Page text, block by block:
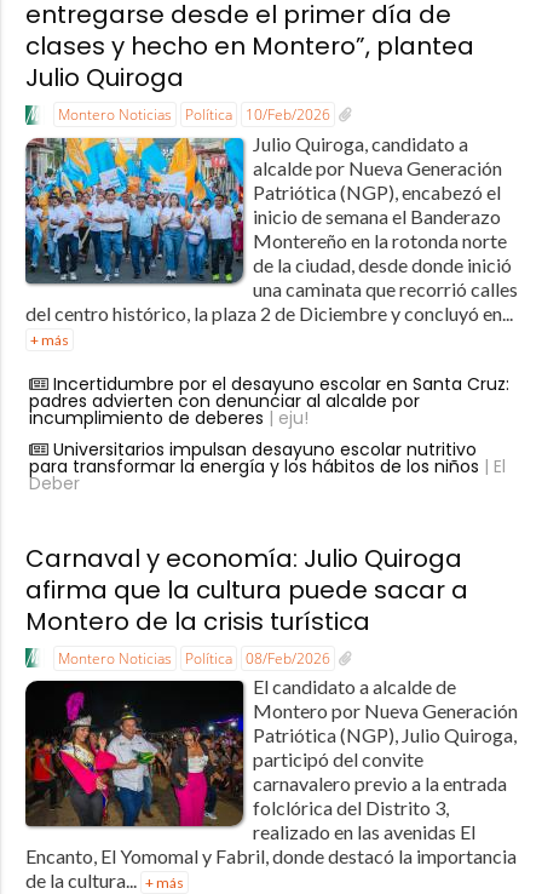
entregarse desde el primer día de
clases y hecho en Montero”, plantea
Julio Quiroga
Montero Noticias Política 10/Feb/2026
Julio Quiroga, candidato a
alcalde por Nueva Generación
Patriótica (NGP), encabezó el
inicio de semana el Banderazo
Montereño en la rotonda norte
de la ciudad, desde donde inició
una caminata que recorrió calles
del centro histórico, la plaza 2 de Diciembre y concluyó en...
+ más
Incertidumbre por el desayuno escolar en Santa Cruz:
padres advierten con denunciar al alcalde por
incumplimiento de deberes | eju!
Universitarios impulsan desayuno escolar nutritivo
para transformar la energía y los hábitos de los niños | El
Deber
Carnaval y economía: Julio Quiroga
afirma que la cultura puede sacar a
Montero de la crisis turística
Montero Noticias Política 08/Feb/2026
El candidato a alcalde de
Montero por Nueva Generación
Patriótica (NGP), Julio Quiroga,
participó del convite
carnavalero previo a la entrada
folclórica del Distrito 3,
realizado en las avenidas El
Encanto, El Yomomal y Fabril, donde destacó la importancia
de la cultura... + más